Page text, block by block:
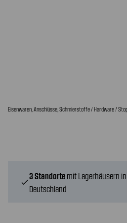
Eisenwaren, Anschlüsse, Schmierstoffe / Hardware /
check
3 Standorte mit Lagerhäusern
Deutschland